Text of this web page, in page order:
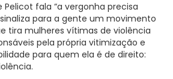
Pelicot fala “a vergonha precisa
para a gente um movimento
tira mulheres vítimas de violência
pela própria vitimização e
para quem ela é de direito: